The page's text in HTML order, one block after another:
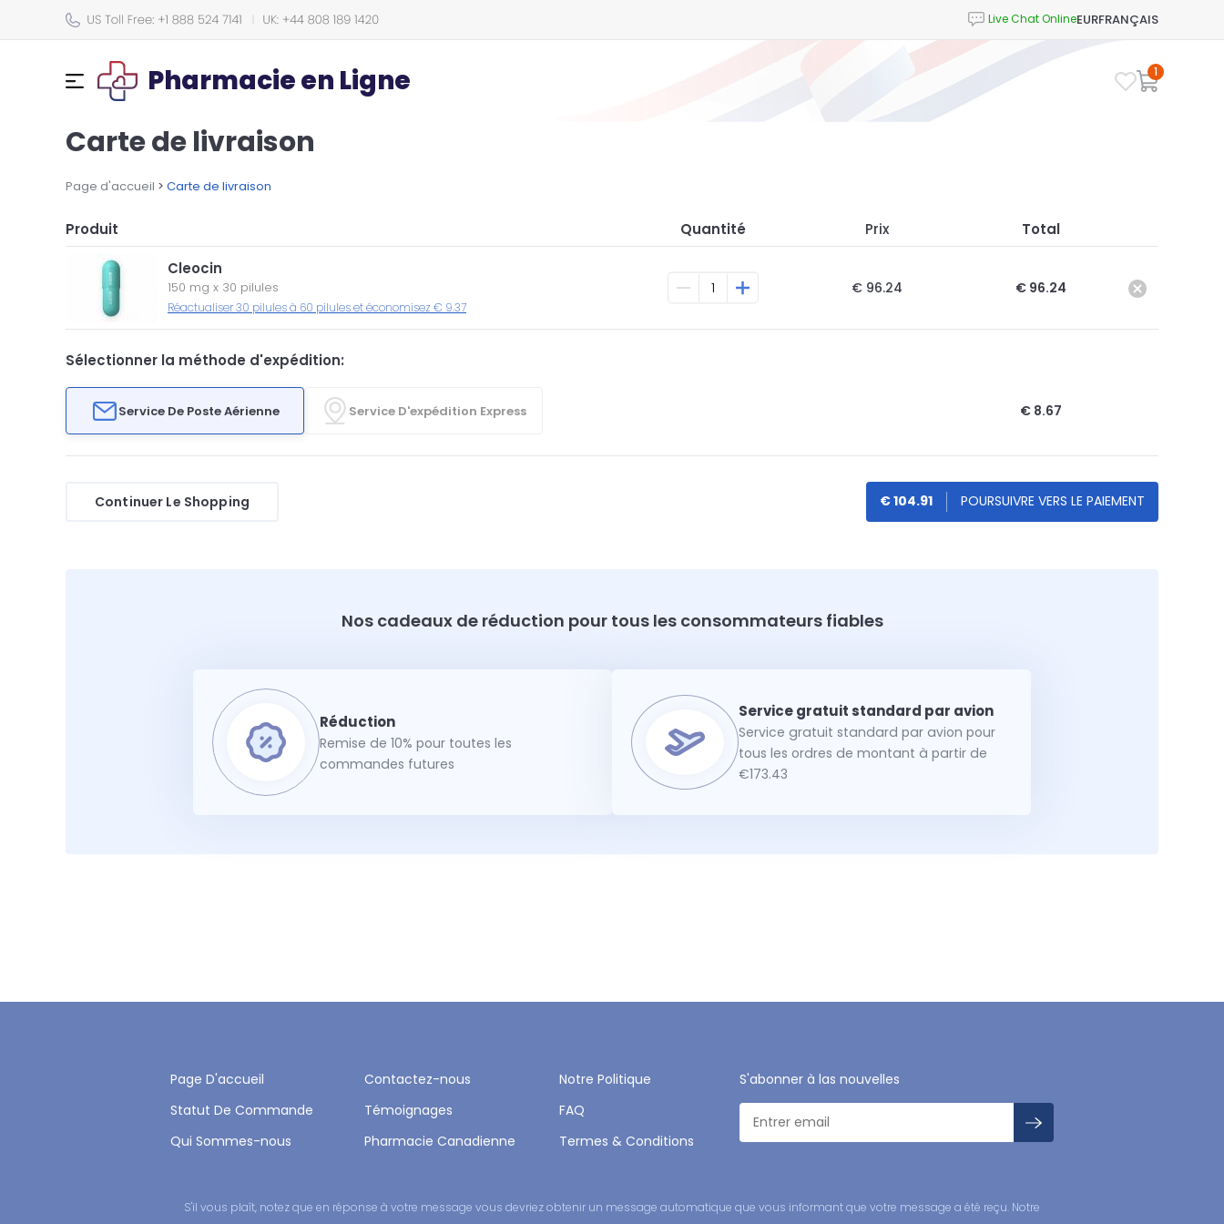
EURFRANÇAIS
Pharmacie en Ligne 1
Carte de livraison
Page d'accueil > Carte de livraison
Produit Quantité Prix Total
Cleocin
150 mg x 30 pilules
Réactualiser 30 pilules à 60 pilules et économisez € 9.37
€ 96.24 € 96.24
Sélectionner la méthode d'expédition:
Service De Poste Aérienne Service D'expédition Express € 8.67
Continuer Le Shopping € 104.91
Nos cadeaux de réduction pour tous les consommateurs fiables
Remise de 10% pour toutes les
commandes futures
Service gratuit standard par avion pour
tous les ordres de montant à partir de
€173.43
Page D'accueil Contactez-nous
Notre Politique
Statut De Commande
Témoignages
FAQ
Qui Sommes-nous
Pharmacie Canadienne Termes & Conditions
S'abonner à las nouvelles
S'il vous plaît, notez que en réponse à votre message vous devriez obtenir un message automatique que vous informant que votre message a été reçu. Notre